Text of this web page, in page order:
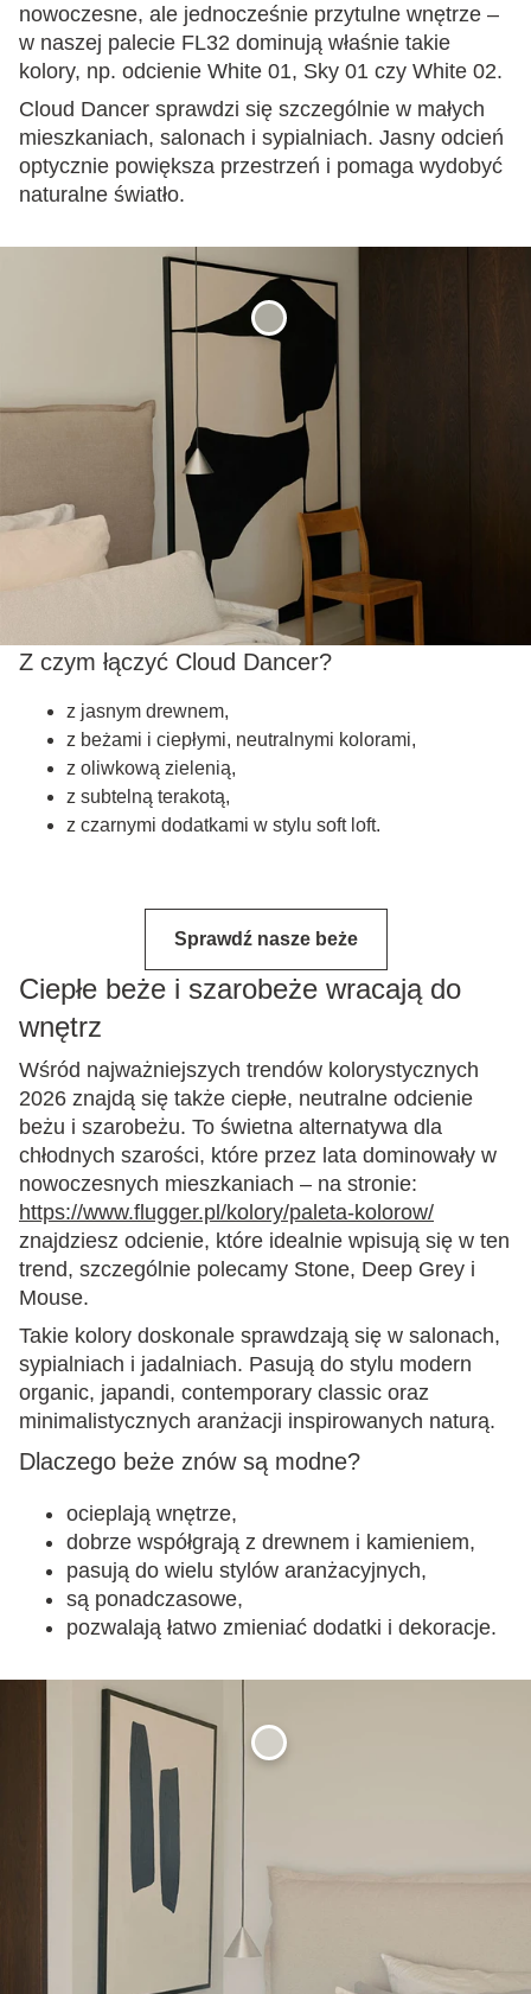
nowoczesne, ale jednocześnie przytulne wnętrze –
w naszej palecie FL32 dominują właśnie takie
kolory, np. odcienie White 01, Sky 01 czy White 02.
Cloud Dancer sprawdzi się szczególnie w małych
mieszkaniach, salonach i sypialniach. Jasny odcień
optycznie powiększa przestrzeń i pomaga wydobyć
naturalne światło.
Z czym łączyć Cloud Dancer?
z jasnym drewnem,
z beżami i ciepłymi, neutralnymi kolorami,
z oliwkową zielenią,
z subtelną terakotą,
z czarnymi dodatkami w stylu soft loft.
Sprawdź nasze beże
Ciepłe beże i szarobeże wracają do
wnętrz
Wśród najważniejszych trendów kolorystycznych
2026 znajdą się także ciepłe, neutralne odcienie
beżu i szarobeżu. To świetna alternatywa dla
chłodnych szarości, które przez lata dominowały w
nowoczesnych mieszkaniach – na stronie:
https://www.flugger.pl/kolory/paleta-kolorow/
znajdziesz odcienie, które idealnie wpisują się w ten
trend, szczególnie polecamy Stone, Deep Grey i
Mouse.
Takie kolory doskonale sprawdzają się w salonach,
sypialniach i jadalniach. Pasują do stylu modern
organic, japandi, contemporary classic oraz
minimalistycznych aranżacji inspirowanych naturą.
Dlaczego beże znów są modne?
ocieplają wnętrze,
dobrze współgrają z drewnem i kamieniem,
pasują do wielu stylów aranżacyjnych,
są ponadczasowe,
pozwalają łatwo zmieniać dodatki i dekoracje.